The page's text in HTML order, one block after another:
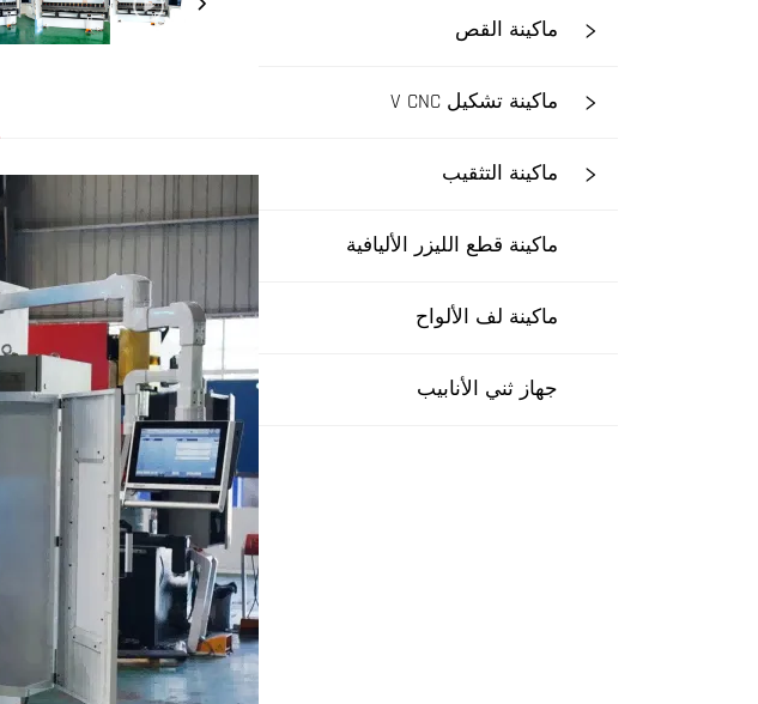
ماكينة القص
ماكينة تشكيل V CNC
ماكينة التثقيب
ماكينة قطع الليزر الأليافية
ماكينة لف الألواح
جهاز ثني الأنابيب